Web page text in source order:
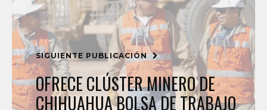
SIGUIENTE PUBLICACIÓN
OFRECE CLÚSTER MINERO DE
CHIHUAHUA BOLSA DE TRABAJO